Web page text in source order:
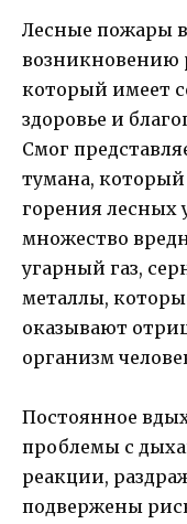
Лесные пожары
возникновению
который имеет
здоровье и
Смог
тумана, который
горения лесных
множество
угарный газ,
металлы,
оказывают
организм
Постоянное
проблемы с
реакции,
подвержены